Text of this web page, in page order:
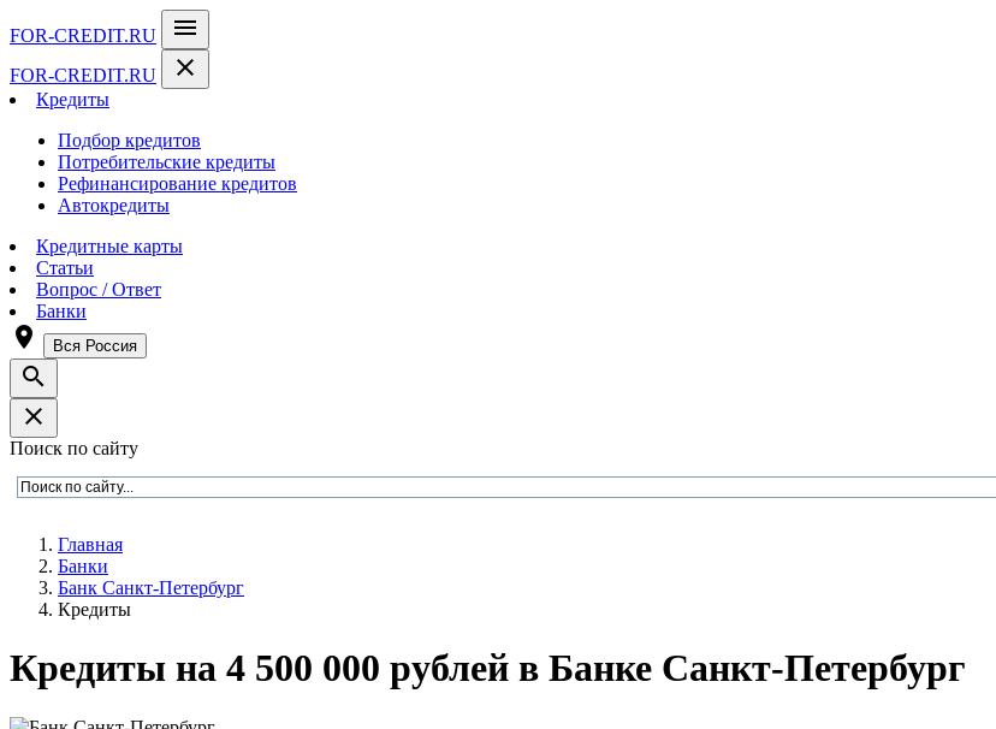
FOR-CREDIT.RU menu
FOR-CREDIT.RU close
Кредиты
Подбор кредитов
Потребительские кредиты
Рефинансирование кредитов
Автокредиты
Кредитные карты
Статьи
Вопрос / Ответ
Банки
room Вся Россия
search
close
Поиск по сайту
Главная
Банки
Банк Санкт-Петербург
Кредиты
Кредиты на 4 500 000 рублей в Банке Санкт-Петербург